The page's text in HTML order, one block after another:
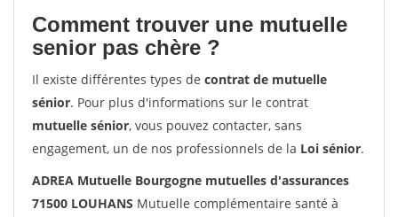
Comment trouver une mutuelle
senior pas chère ?
Il existe différentes types de contrat de mutuelle
sénior. Pour plus d'informations sur le contrat
mutuelle sénior, vous pouvez contacter, sans
engagement, un de nos professionnels de la Loi sénior.
ADREA Mutuelle Bourgogne mutuelles d'assurances
71500 LOUHANS Mutuelle complémentaire santé à